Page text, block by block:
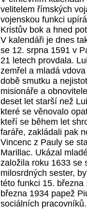
velitelem římských
vojenskou funkci
Kristův bok a hned
V kalendáři je dnes
se 12. srpna 1591 v
21 letech provdala.
zemřel a mladá
době smutku a
misionáře a
deset let starší než
které se věnovalo
kteří se během let
faráře, zakládali pak
Vincenc z Pauly se
Marillac. Ukázal
založila roku 1633 se
milosrdných sester,
této funkci 15. března
března 1934 papež
sociálních pracovníků.